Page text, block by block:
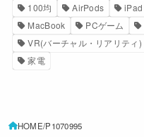
100均 AirPods iPad
MacBook
PCゲーム
VR(バーチャル・リアリティ)
家電
HOME P1070995